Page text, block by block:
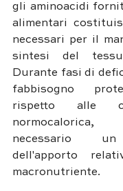
gli aminoacidi
alimentari
necessari per il
sintesi del
Durante fasi di
fabbisogno
rispetto alle
necessario un
dell'apporto
macronutriente.